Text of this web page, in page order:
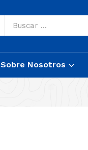
Sobre Nosotros